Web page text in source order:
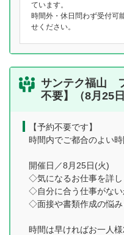
ています。
時間外・休日問わず受付可
せください。
サンテク福山
不要】（8月25日
【予約不要です】
時間内でご都合のよい時
開催日／8月25日(火)
◇気になるお仕事を詳
◇自分に合う仕事がな
◇面接や書類作成の悩
時間は早ければお一人